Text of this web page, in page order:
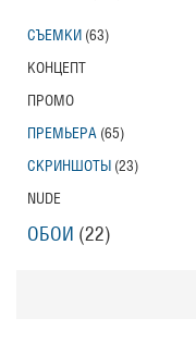
СЪЕМКИ (63)
КОНЦЕПТ
ПРОМО
ПРЕМЬЕРА (65)
СКРИНШОТЫ (23)
NUDE
ОБОИ (22)